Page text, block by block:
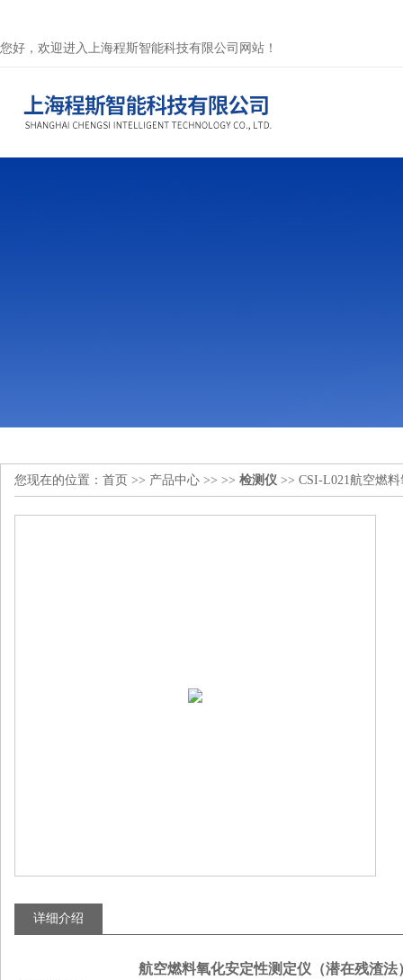
您好，欢迎进入上海程斯智能科技有限公司网站！
您现在的位置： 首页 >> 产品中心 >> >> 检测仪 >> CSI-L021航空燃
详细介绍
航空燃料氧化安定性测定仪（潜在残渣法